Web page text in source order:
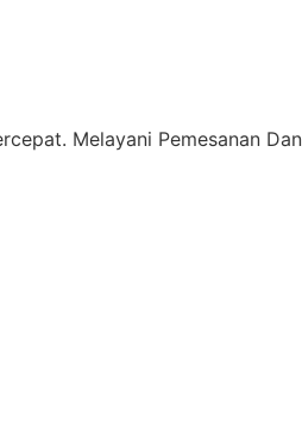
Melayani Pemesanan